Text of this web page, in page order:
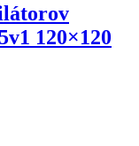
120×120